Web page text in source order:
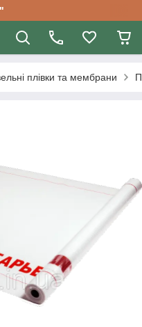
плівки та мембрани